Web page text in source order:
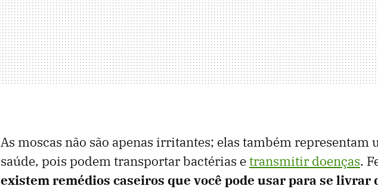
As moscas não são apenas irritantes; elas também representam
saúde, pois podem transportar bactérias etransmitir doenças.
existem remédios caseiros que você pode usar para se livrar